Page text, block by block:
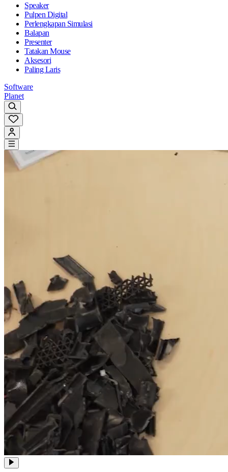
Speaker
Pulpen Digital
Perlengkapan Simulasi
Balapan
Presenter
Tatakan Mouse
Aksesori
Paling Laris
Software
Planet